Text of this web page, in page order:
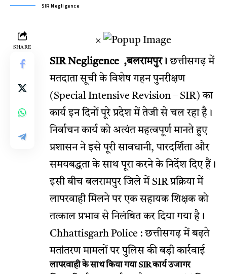
SIR Negligence
SHARE
×
SIR Negligence ,बलरामपुर। छत्तीसगढ़ में
मतदाता सूची के विशेष गहन पुनरीक्षण
(Special Intensive Revision – SIR) का
कार्य इन दिनों पूरे प्रदेश में तेजी से चल रहा है।
निर्वाचन कार्य को अत्यंत महत्वपूर्ण मानते हुए
प्रशासन ने इसे पूरी सावधानी, पारदर्शिता और
समयबद्धता के साथ पूरा करने के निर्देश दिए हैं।
इसी बीच बलरामपुर जिले में SIR प्रक्रिया में
लापरवाही मिलने पर एक सहायक शिक्षक को
तत्काल प्रभाव से निलंबित कर दिया गया है।
Chhattisgarh Police : छत्तीसगढ़ में बढ़ते
मतांतरण मामलों पर पुलिस की बड़ी कार्रवाई
लापरवाही के साथ किया गया SIR कार्य उजागर